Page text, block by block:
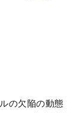
の欠陥の動態